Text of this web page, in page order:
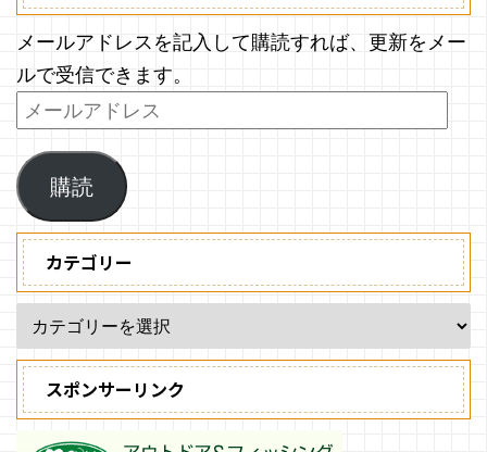
メールアドレスを記入して購読すれば、更新をメー
ルで受信できます。
購読
カテゴリー
スポンサーリンク